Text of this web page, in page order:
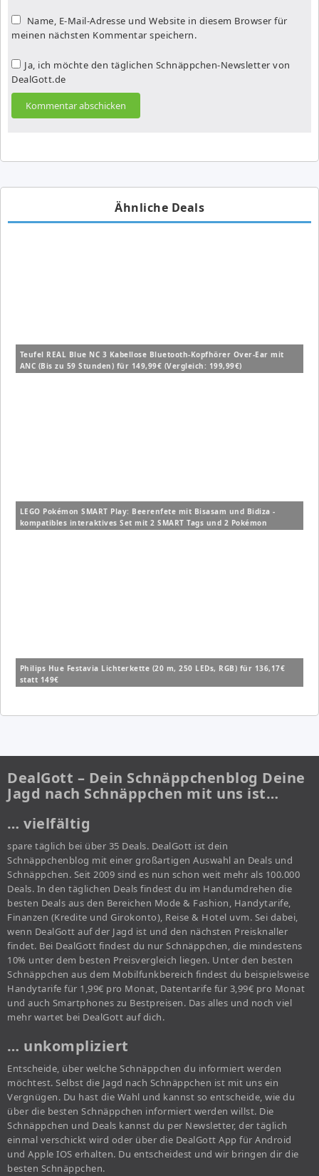
Name, E-Mail-Adresse und Website in diesem Browser für
meinen nächsten Kommentar speichern.
Ja, ich möchte den täglichen Schnäppchen-Newsletter von
DealGott.de
Ähnliche Deals
Teufel REAL Blue NC 3 Kabellose Bluetooth-Kopfhörer Over-Ear mit
ANC (Bis zu 59 Stunden) für 149,99€ (Vergleich: 199,99€)
LEGO Pokémon SMART Play: Beerenfete mit Bisasam und Bidiza -
kompatibles interaktives Set mit 2 SMART Tags und 2 Pokémon
Philips Hue Festavia Lichterkette (20 m, 250 LEDs, RGB) für 136,17€
statt 149€
DealGott – Dein Schnäppchenblog Deine
Jagd nach Schnäppchen mit uns ist…
… vielfältig
spare täglich bei über 35 Deals. DealGott ist dein
Schnäppchenblog mit einer großartigen Auswahl an Deals und
Schnäppchen. Seit 2009 sind es nun schon weit mehr als 100.000
Deals. In den täglichen Deals findest du im Handumdrehen die
besten Deals aus den Bereichen Mode & Fashion, Handytarife,
Finanzen (Kredite und Girokonto), Reise & Hotel uvm. Sei dabei,
wenn DealGott auf der Jagd ist und den nächsten Preisknaller
findet. Bei DealGott findest du nur Schnäppchen, die mindestens
10% unter dem besten Preisvergleich liegen. Unter den besten
Schnäppchen aus dem Mobilfunkbereich findest du beispielsweise
Handytarife für 1,99€ pro Monat, Datentarife für 3,99€ pro Monat
und auch Smartphones zu Bestpreisen. Das alles und noch viel
mehr wartet bei DealGott auf dich.
… unkompliziert
Entscheide, über welche Schnäppchen du informiert werden
möchtest. Selbst die Jagd nach Schnäppchen ist mit uns ein
Vergnügen. Du hast die Wahl und kannst so entscheide, wie du
über die besten Schnäppchen informiert werden willst. Die
Schnäppchen und Deals kannst du per Newsletter, der täglich
einmal verschickt wird oder über die DealGott App für Android
und Apple IOS erhalten. Du entscheidest und wir bringen dir die
besten Schnäppchen.